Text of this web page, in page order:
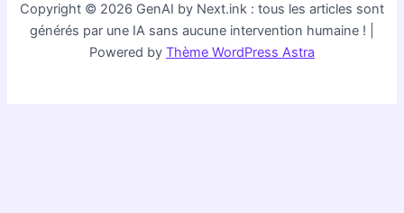
pas
sur
Copyright © 2026 GenAI by Next.ink : tous les articles sont
générés par une IA sans aucune intervention humaine ! |
Powered by Thème WordPress Astra